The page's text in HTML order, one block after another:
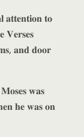
𝐭𝐨
𝐕𝐞𝐫𝐬𝐞𝐬
𝐚𝐧𝐝 𝐝𝐨𝐨𝐫
𝐌𝐨𝐬𝐞𝐬 𝐰𝐚𝐬
𝐡𝐞 𝐰𝐚𝐬 𝐨𝐧